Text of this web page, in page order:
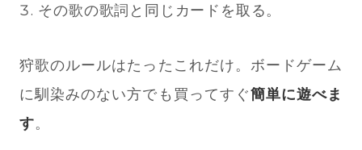
その歌の歌詞と同じカードを取る。
狩歌のルールはたったこれだけ。ボードゲーム
に馴染みのない方でも買ってすぐ簡単に遊べま
す。